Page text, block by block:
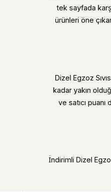
tek sayfada
ürünleri öne
Dizel Egzoz
kadar yakın
ve satıcı
İndirimli Dizel